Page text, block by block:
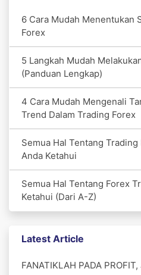
6 Cara Mudah Menentukan
Forex
5 Langkah Mudah
(Panduan Lengkap)
4 Cara Mudah Mengenali
Trend Dalam Trading Forex
Semua Hal Tentang
Anda Ketahui
Semua Hal Tentang Forex
Ketahui (Dari A-Z)
Latest Article
FANATIKLAH PADA